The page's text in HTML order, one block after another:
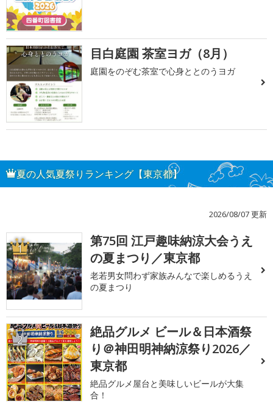
目白庭園 茶室ヨガ（8月）
庭園をのぞむ茶室で心身ととのうヨガ
夏の人気夏祭りランキング【東京都】
2026/08/07 更新
1
第75回 江戸趣味納涼大会うえ
の夏まつり／東京都
老若男女問わず家族みんなで楽しめるうえ
の夏まつり
2
絶品グルメ ビール＆日本酒祭
り＠神田明神納涼祭り2026／
東京都
絶品グルメ屋台と美味しいビールが大集
合！